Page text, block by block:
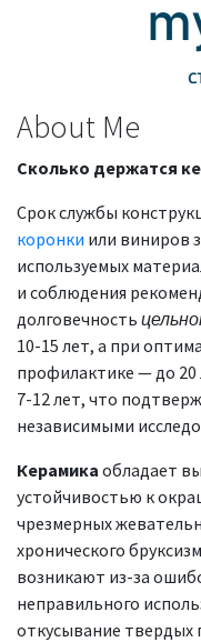
About Me
Сколько держатся
Срок службы
коронки или виниров
используемых
и соблюдения
долговечность
10-15 лет, а при
профилактике — до 20
7-12 лет, что
независимыми
Керамика обладает
устойчивостью к
чрезмерных
хронического
возникают из-за
неправильного
откусывание твердых